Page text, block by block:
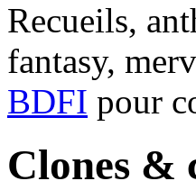
Recueils,
fantasy,
BDFI pour
Clones &